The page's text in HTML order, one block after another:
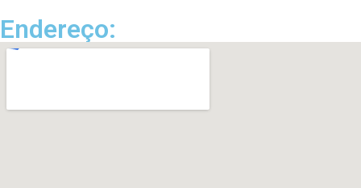
Endereço: